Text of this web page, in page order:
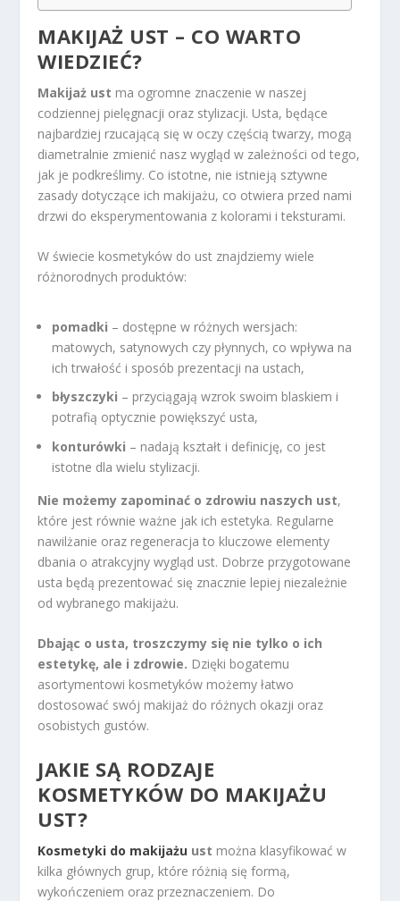
MAKIJAŻ UST – CO WARTO
WIEDZIEĆ?
Makijaż ust ma ogromne znaczenie w naszej
codziennej pielęgnacji oraz stylizacji. Usta, będące
najbardziej rzucającą się w oczy częścią twarzy, mogą
diametralnie zmienić nasz wygląd w zależności od tego,
jak je podkreślimy. Co istotne, nie istnieją sztywne
zasady dotyczące ich makijażu, co otwiera przed nami
drzwi do eksperymentowania z kolorami i teksturami.
W świecie kosmetyków do ust znajdziemy wiele
różnorodnych produktów:
pomadki – dostępne w różnych wersjach:
matowych, satynowych czy płynnych, co wpływa na
ich trwałość i sposób prezentacji na ustach,
błyszczyki – przyciągają wzrok swoim blaskiem i
potrafią optycznie powiększyć usta,
konturówki – nadają kształt i definicję, co jest
istotne dla wielu stylizacji.
Nie możemy zapominać o zdrowiu naszych ust,
które jest równie ważne jak ich estetyka. Regularne
nawilżanie oraz regeneracja to kluczowe elementy
dbania o atrakcyjny wygląd ust. Dobrze przygotowane
usta będą prezentować się znacznie lepiej niezależnie
od wybranego makijażu.
Dbając o usta, troszczymy się nie tylko o ich
estetykę, ale i zdrowie. Dzięki bogatemu
asortymentowi kosmetyków możemy łatwo
dostosować swój makijaż do różnych okazji oraz
osobistych gustów.
JAKIE SĄ RODZAJE
KOSMETYKÓW DO MAKIJAŻU
UST?
Kosmetyki do makijażu ust można klasyfikować w
kilka głównych grup, które różnią się formą,
wykończeniem oraz przeznaczeniem. Do